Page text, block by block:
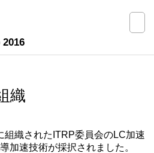
2016
織
織されたITRP委員会のLC加速
加速技術が採択されました。